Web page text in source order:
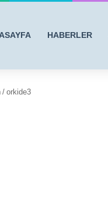
HABERLER
/ orkide3